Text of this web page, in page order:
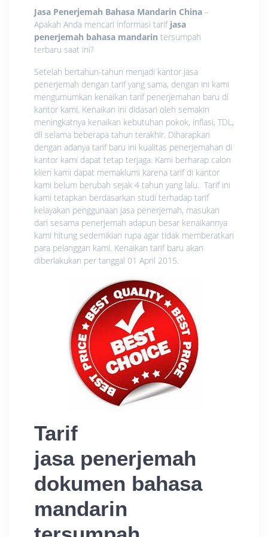
Jasa Penerjemah Bahasa Mandarin China –
Apakah Anda mencari informasi tarif jasa
penerjemah bahasa mandarin tersumpah
terbaru saat ini?
Setelah bertahun-tahun menjadi kantor jasa
penerjemah dengan tarif yang sama, dengan ini kami
mengumumkan kenaikan tarif penerjemahan baru di
kantor kami. Kenaikan ini didasari oleh semakin
meningkatnya kenaikan kebutuhan pokok, inflasi, TDL,
dll selama beberapa tahun terakhir. Diharapkan
dengan adanya tarif baru ini kualitas penerjemahan di
kantor kami dapat tetap terjaga. Kami berharap calon
klien kami dapat memaklumi karena tarif di kantor
kami belum berubah sejak 4 tahun yang lalu. Tarif ini
kami tetapkan berdasarkan studi terhadap tarif
kelayakan penggunaan jasa penerjemah, masukan
dari sesama penerjemah adapun besar kenaikannya
kami hitung sedemikian rupa agar tidak memberatkan
para pelanggan kami. Kenaikan tarif baru akan
diberlakukan per tanggal 01 April 2015.
Tarif
jasa penerjemah
dokumen bahasa
mandarin